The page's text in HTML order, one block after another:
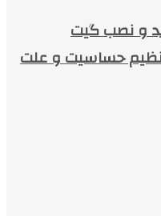
و نصب گیت
حساسیت و علت